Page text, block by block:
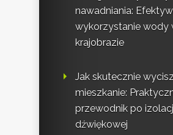
nawadniania:
wykorzystanie wody
krajobrazie
Jak skutecznie
mieszkanie:
przewodnik po
dźwiękowej